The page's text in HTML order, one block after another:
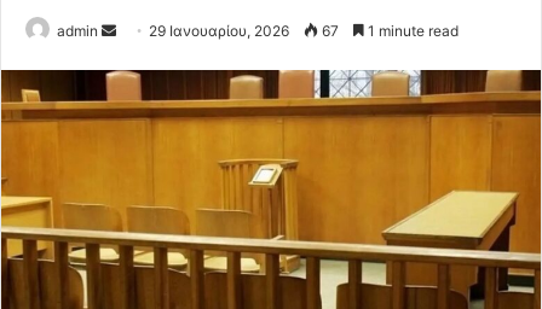
admin
Send
email
29 Ιανουαρίου, 2026 67 1 minute read